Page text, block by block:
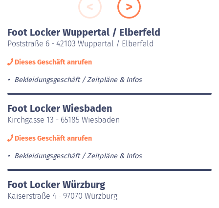
Foot Locker Wuppertal / Elberfeld
Poststraße 6 - 42103 Wuppertal / Elberfeld
Dieses Geschäft anrufen
Bekleidungsgeschäft Zeitpläne & Infos
Foot Locker Wiesbaden
Kirchgasse 13 - 65185 Wiesbaden
Dieses Geschäft anrufen
Bekleidungsgeschäft Zeitpläne & Infos
Foot Locker Würzburg
Kaiserstraße 4 - 97070 Würzburg